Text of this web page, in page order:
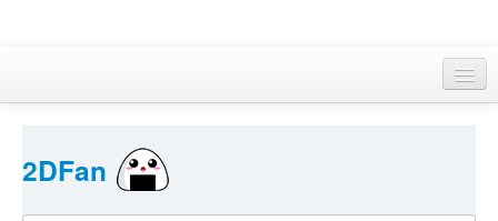
首页
找游戏
2DFan